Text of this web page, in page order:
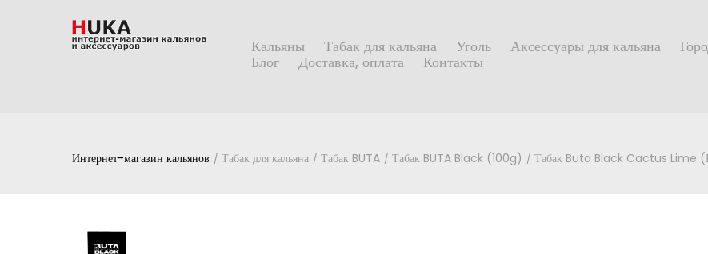
Кальяны Табак для кальяна Уголь Аксессуары для кальяна
Блог
Доставка, оплата Контакты
Интернет-магазин кальянов Табак для кальяна Табак BUTA Табак BUTA Black (100g) Табак Buta Black Cactus Lime